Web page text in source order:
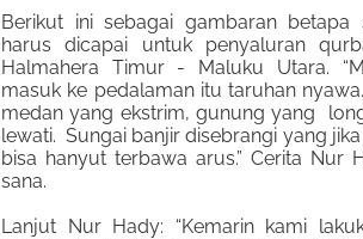
Berikut ini sebagai gambaran
harus dicapai untuk penyaluran
Halmahera Timur - Maluku Utara.
masuk ke pedalaman itu taruhan
medan yang ekstrim, gunung yang
lewati. Sungai banjir disebrangi yang
bisa hanyut terbawa arus.” Cerita Nur
sana.
Lanjut Nur Hady: “Kemarin kami